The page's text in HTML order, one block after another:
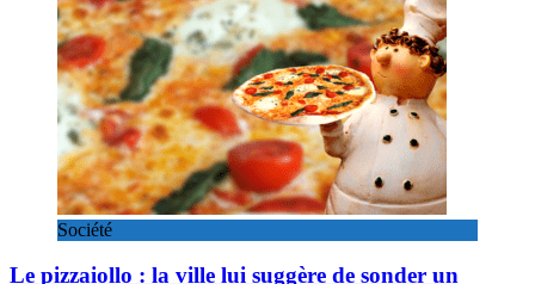
Société
Le pizzaiollo : la ville lui suggère de sonder un